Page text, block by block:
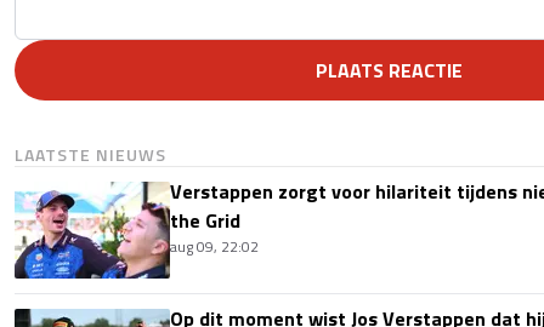
PLAATS REACTIE
LAATSTE NIEUWS
Verstappen zorgt voor hilariteit tijdens
the Grid
aug 09, 22:02
Op dit moment wist Jos Verstappen dat